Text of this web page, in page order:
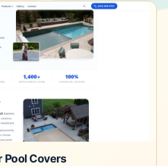
en una pestaña nueva.
Pool Covers